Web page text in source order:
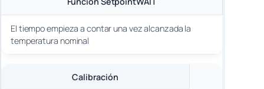
El tiempo empieza a contar una vez alcanzada la
temperatura nominal
Calibración